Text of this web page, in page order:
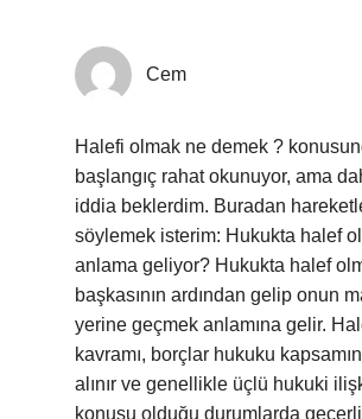
Cem
Halefi olmak ne demek ?
başlangıç rahat okunuyor, ama
iddia beklerdim. Buradan
söylemek isterim: Hukukta halef
anlama geliyor? Hukukta halef
başkasının ardından gelip onun
yerine geçmek anlamına gelir.
kavramı, borçlar hukuku
alınır ve genellikle üçlü hukuki
konusu olduğu durumlarda